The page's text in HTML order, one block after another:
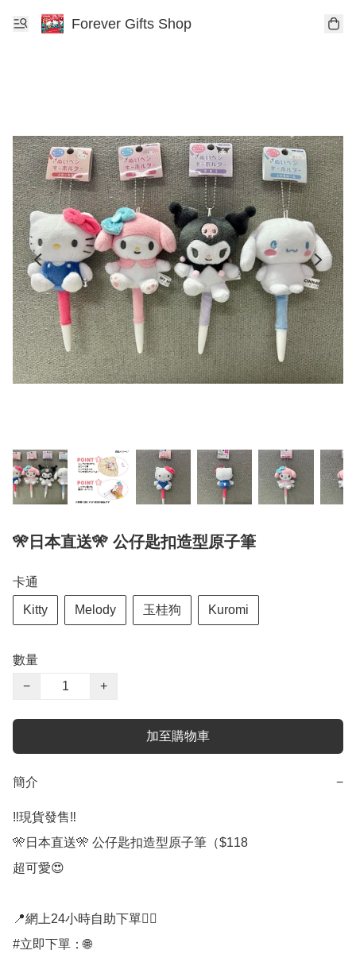
Forever Gifts Shop
🎌日本直送🎌 公仔匙扣造型原子筆
卡通
Kitty Melody 玉桂狗 Kuromi
數量
−
+
加至購物車
簡介 −
‼️現貨發售‼️
🎌日本直送🎌 公仔匙扣造型原子筆（$118
超可愛😍
📍網上24小時自助下單👍🏻
#立即下單：🌐